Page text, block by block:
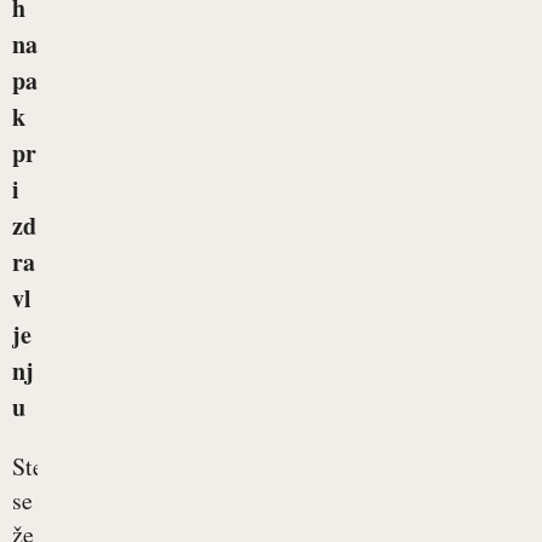
h
na
pa
k
pr
i
zd
ra
vl
je
nj
u
Ste
se
že